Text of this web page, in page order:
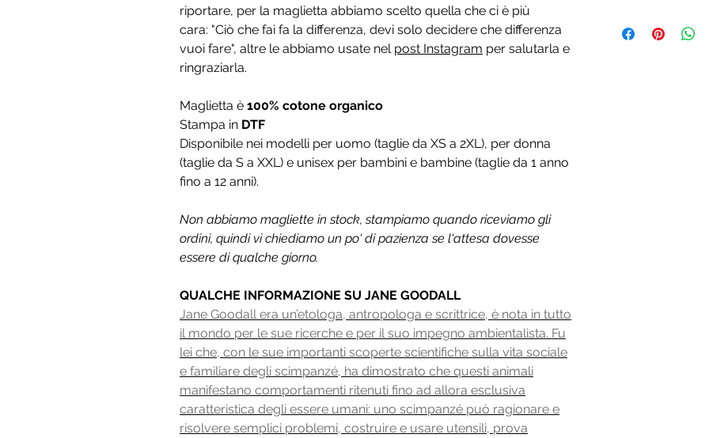
riportare, per la maglietta abbiamo scelto quella che ci è più
cara: "Ciò che fai fa la differenza, devi solo decidere che differenza
vuoi fare", altre le abbiamo usate nel post Instagram per salutarla e
ringraziarla.
Maglietta è 100% cotone organico
Stampa in DTF
Disponibile nei modelli per uomo (taglie da XS a 2XL), per donna
(taglie da S a XXL) e unisex per bambini e bambine (taglie da 1 anno
fino a 12 anni).
Non abbiamo magliette in stock, stampiamo quando riceviamo gli
ordini, quindi vi chiediamo un po' di pazienza se l'attesa dovesse
essere di qualche giorno.
QUALCHE INFORMAZIONE SU JANE GOODALL
Jane Goodall era un’etologa, antropologa e scrittrice, è nota in tutto
il mondo per le sue ricerche e per il suo impegno ambientalista. Fu
lei che, con le sue importanti scoperte scientifiche sulla vita sociale
e familiare degli scimpanzé, ha dimostrato che questi animali
manifestano comportamenti ritenuti fino ad allora esclusiva
caratteristica degli essere umani: uno scimpanzé può ragionare e
risolvere semplici problemi, costruire e usare utensili, prova
nostre magliette